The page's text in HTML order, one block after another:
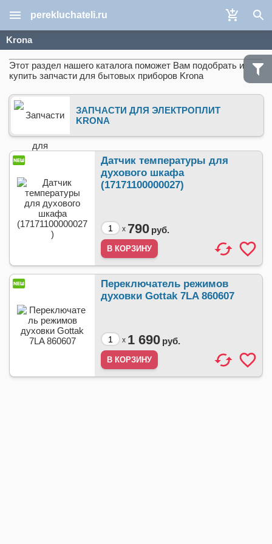
perekluchateli.ru
Krona
Этот раздел нашего каталога поможет Вам подобрать и
купить запчасти для бытовых приборов Krona
ЗАПЧАСТИ ДЛЯ ЭЛЕКТРОПЛИТ
KRONA
Датчик температуры для
духового шкафа
(17171100000027)
x 790 руб.
Переключатель режимов
духовки Gottak 7LA 860607
x 1 690 руб.